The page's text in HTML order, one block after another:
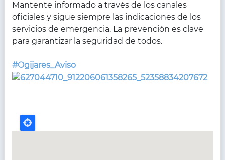
Mantente informado a través de los canales
oficiales y sigue siempre las indicaciones de los
servicios de emergencia. La prevención es clave
para garantizar la seguridad de todos.
#Ogijares_Aviso